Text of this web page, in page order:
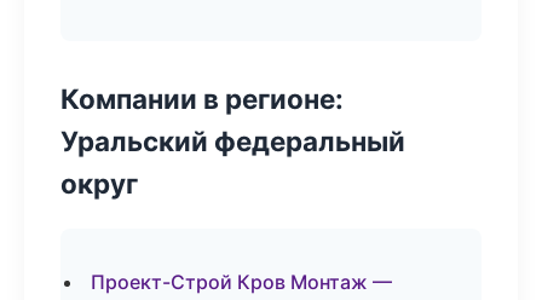
Компании в регионе:
Уральский федеральный
округ
Проект-Строй Кров Монтаж —